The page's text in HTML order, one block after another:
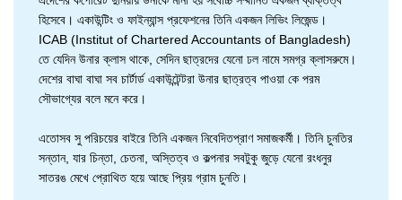
হিসেবে। একাউন্টিং ও ফাইন্যান্স প্রফেশনের তিনি একজন লিভিং লিজেন্ড।
ICAB (Institut of Chartered Accountants of Bangladesh)
তে যেদিন উনার ক্লাস থাকে, সেদিন ছাত্রদের যেনো ঢল নামে সমগ্র ক্লাসরুমে।
দেশের বাঘা বাঘা সব চার্টার্ড একাউন্টেন্টরা উনার ছাত্রত্ব পাওয়া কে পরম
সৌভাগ্যের বলে মনে করে।
এতোসব সু পরিচয়ের বাইরে তিনি একজন নিবেদিতপ্রাণ সমাজকর্মী। তিনি চুনতির
সন্তান, যার চিন্তা, চেতনা, অস্তিত্ব ও কল্পনার সবটুকু জুড়ে যেনো রংধনুর
সাতরঙ মেখে প্রোথিত হয়ে আছে প্রিয় গ্রাম চুনতি।